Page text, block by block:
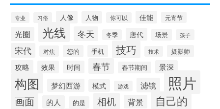
专业 习俗 人像 人物 你可以 佳能 元宵节
光圈 光线 冬天 冬季 唐代 场景 孩子
宋代 对焦 您的 手机 技巧 技术 摄影师
攻略 效果 时间 春节 春节期间 景深
构图 梦幻西游 模式 游戏 滤镜 照片
画面 的人 的是 相机 背景 自己的